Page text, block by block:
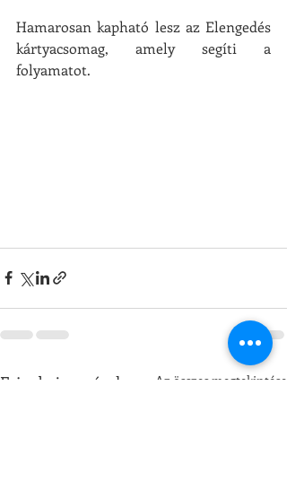
Hamarosan kapható lesz az Elengedés
kártyacsomag, amely segíti a
folyamatot.
Friss bejegyzések Az összes megtekintése